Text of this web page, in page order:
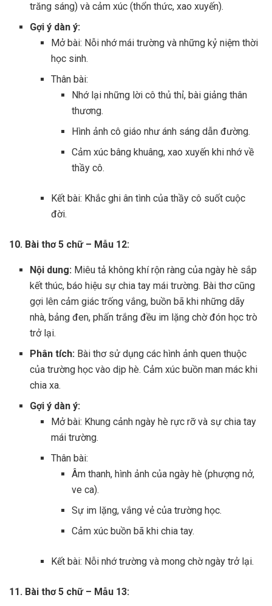
trăng sáng) và cảm xúc (thổn thức, xao xuyến).
Gợi ý dàn ý:
Mở bài: Nỗi nhớ mái trường và những kỷ niệm thời
học sinh.
Thân bài:
Nhớ lại những lời cô thủ thỉ, bài giảng thân
thương.
Hình ảnh cô giáo như ánh sáng dẫn đường.
Cảm xúc bâng khuâng, xao xuyến khi nhớ về
thầy cô.
Kết bài: Khắc ghi ân tình của thầy cô suốt cuộc
đời.
10. Bài thơ 5 chữ – Mẫu 12:
Nội dung: Miêu tả không khí rộn ràng của ngày hè sắp
kết thúc, báo hiệu sự chia tay mái trường. Bài thơ cũng
gợi lên cảm giác trống vắng, buồn bã khi những dãy
nhà, bảng đen, phấn trắng đều im lặng chờ đón học trò
trở lại.
Phân tích: Bài thơ sử dụng các hình ảnh quen thuộc
của trường học vào dịp hè. Cảm xúc buồn man mác khi
chia xa.
Gợi ý dàn ý:
Mở bài: Khung cảnh ngày hè rực rỡ và sự chia tay
mái trường.
Thân bài:
Âm thanh, hình ảnh của ngày hè (phượng nở,
ve ca).
Sự im lặng, vắng vẻ của trường học.
Cảm xúc buồn bã khi chia tay.
Kết bài: Nỗi nhớ trường và mong chờ ngày trở lại.
11. Bài thơ 5 chữ – Mẫu 13: